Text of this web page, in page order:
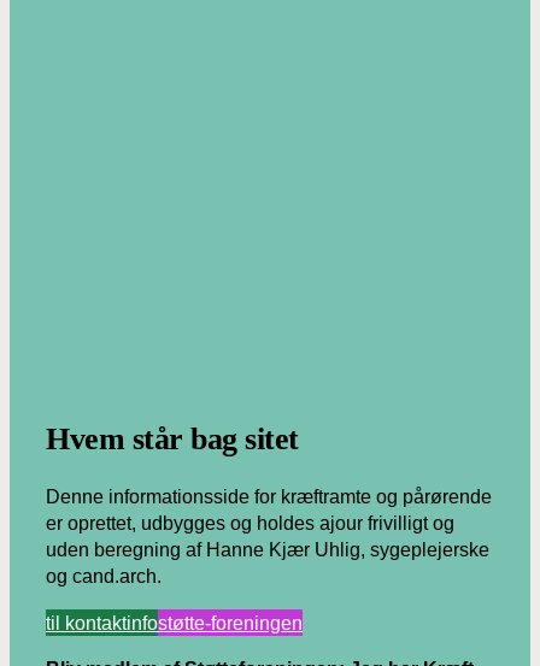
Hvem står bag sitet
Denne informationsside for kræftramte og pårørende
er oprettet, udbygges og holdes ajour frivilligt og
uden beregning af Hanne Kjær Uhlig, sygeplejerske
og cand.arch.
til kontaktinfostøtte-foreningen